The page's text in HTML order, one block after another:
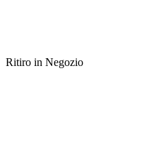
Ritiro in Negozio